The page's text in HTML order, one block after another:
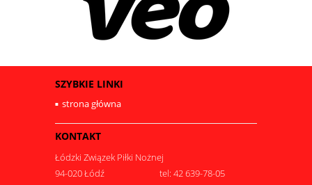
SZYBKIE LINKI
strona główna
KONTAKT
Łódzki Związek Piłki Nożnej
94-020 Łódź
tel: 42 639-78-05